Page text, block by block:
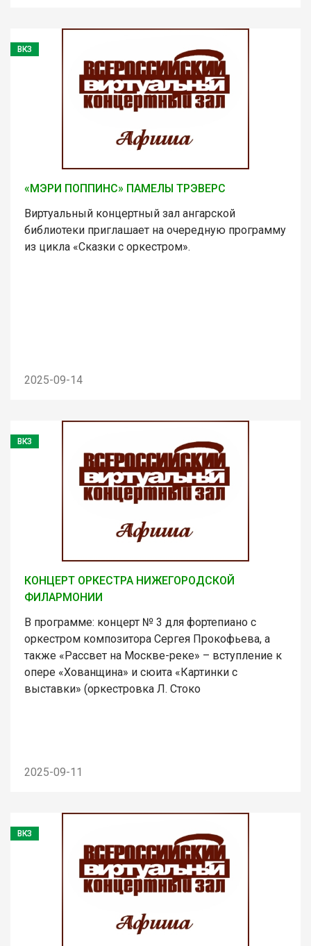
ВКЗ
«МЭРИ ПОППИНС» ПАМЕЛЫ ТРЭВЕРС
Виртуальный концертный зал ангарской
библиотеки приглашает на очередную программу
из цикла «Сказки с оркестром».
2025-09-14
ВКЗ
КОНЦЕРТ ОРКЕСТРА НИЖЕГОРОДСКОЙ
ФИЛАРМОНИИ
В программе: концерт № 3 для фортепиано с
оркестром композитора Сергея Прокофьева, а
также «Рассвет на Москве-реке» – вступление к
опере «Хованщина» и сюита «Картинки с
выставки» (оркестровка Л. Стоко
2025-09-11
ВКЗ